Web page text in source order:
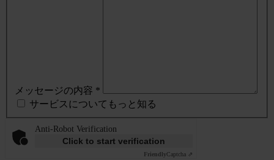
メッセージの内容 *
サービスについてもっと知る
Anti-Robot Verification
Click to start verification
FriendlyCaptcha ⇗